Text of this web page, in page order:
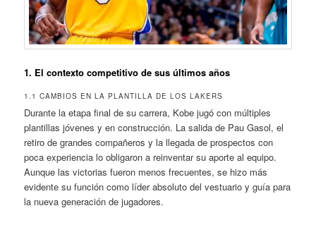
1. El contexto competitivo de sus últimos años
1.1 CAMBIOS EN LA PLANTILLA DE LOS LAKERS
Durante la etapa final de su carrera, Kobe jugó con múltiples
plantillas jóvenes y en construcción. La salida de Pau Gasol, el
retiro de grandes compañeros y la llegada de prospectos con
poca experiencia lo obligaron a reinventar su aporte al equipo.
Aunque las victorias fueron menos frecuentes, se hizo más
evidente su función como líder absoluto del vestuario y guía para
la nueva generación de jugadores.